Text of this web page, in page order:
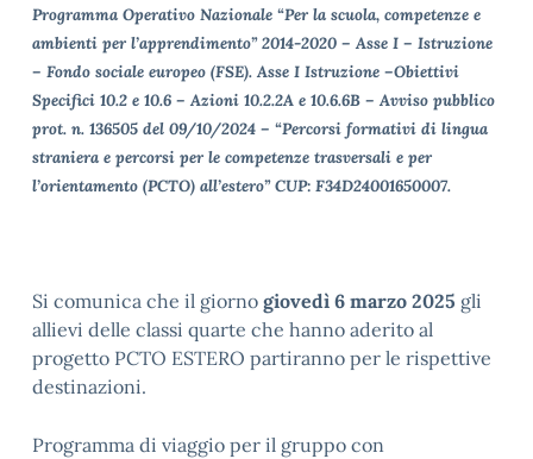
Programma Operativo Nazionale “Per la scuola, competenze e
ambienti per l’apprendimento” 2014-2020 – Asse I – Istruzione
– Fondo sociale europeo (FSE). Asse I Istruzione –Obiettivi
Specifici 10.2 e 10.6 – Azioni 10.2.2A e 10.6.6B – Avviso pubblico
prot. n. 136505 del 09/10/2024 – “Percorsi formativi di lingua
straniera e percorsi per le competenze trasversali e per
l’orientamento (PCTO) all’estero” CUP: F34D24001650007.
Si comunica che il giorno giovedì 6 marzo 2025 gli
allievi delle classi quarte che hanno aderito al
progetto PCTO ESTERO partiranno per le rispettive
destinazioni.
Programma di viaggio per il gruppo con